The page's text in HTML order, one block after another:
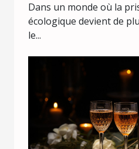
Dans un monde où la
écologique devient de
le...